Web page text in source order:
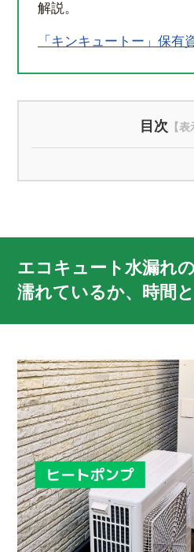
解説。
「キンキュートー」保有
目次
エコキュート水漏れ
濡れているか、時間